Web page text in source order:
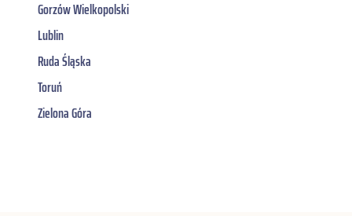
Gorzów Wielkopolski
Lublin
Ruda Śląska
Toruń
Zielona Góra